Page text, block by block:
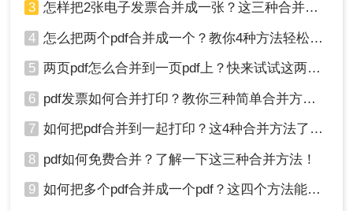
3 怎样把2张电子发票合并成一张？这三种合并方法学习一下!
4 怎么把两个pdf合并成一个？教你4种方法轻松完成合并！
5 两页pdf怎么合并到一页pdf上？快来试试这两种方法吧！
6 pdf发票如何合并打印？教你三种简单合并方法！
7 如何把pdf合并到一起打印？这4种合并方法了解一下！
8 pdf如何免费合并？了解一下这三种合并方法！
9 如何把多个pdf合并成一个pdf？这四个方法能帮助大家！